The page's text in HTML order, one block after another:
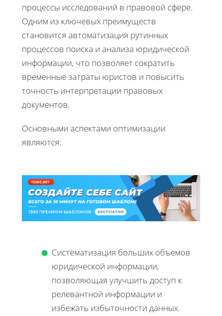
процессы исследований в правовой сфере.
Одним из ключевых преимуществ
становится автоматизация рутинных
процессов поиска и анализа юридической
информации, что позволяет сократить
временные затраты юристов и повысить
точность интерпретации правовых
документов.
Основными аспектами оптимизации
являются:
Систематизация больших объемов
юридической информации,
позволяющая улучшить доступ к
релевантной информации и
избежать избыточности данных.